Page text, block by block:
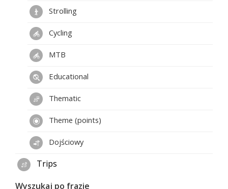
Strolling
Cycling
MTB
Educational
Thematic
Theme (points)
Dojściowy
Trips
Wyszukaj po frazie